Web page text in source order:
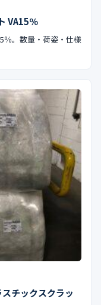
VA15％
％。数量・荷姿・仕様
チックスクラッ